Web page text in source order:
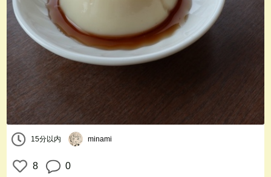
15分以内 minami
8
0